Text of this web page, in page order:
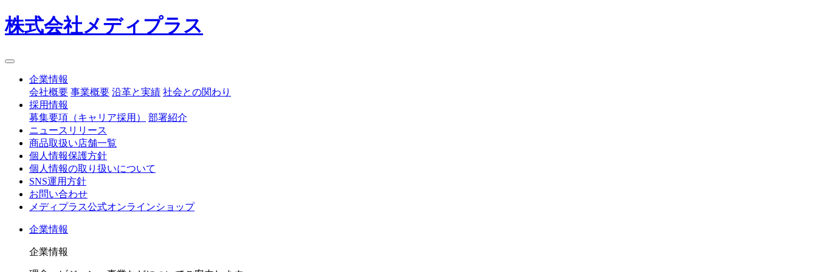
株式会社メディプラス
企業情報
会社概要 事業概要 沿革と実績 社会との関わり
採用情報
募集要項（キャリア採用）
部署紹介
ニュースリリース
商品取扱い店舗一覧
個人情報保護方針
個人情報の取り扱いについて
SNS運用方針
お問い合わせ
メディプラス公式オンラインショップ
企業情報
企業情報